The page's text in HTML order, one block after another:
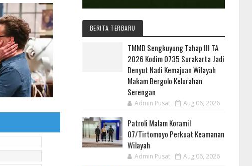
BERITA TERBARU
TMMD Sengkuyung Tahap III TA
2026 Kodim 0735 Surakarta Jadi
Denyut Nadi Kemajuan Wilayah
Makam Bergolo Kelurahan
Serengan
Admin Pusat Aug 06, 2026
Patroli Malam Koramil
07/Tirtomoyo Perkuat Keamanan
Wilayah
Admin Pusat Aug 06, 2026